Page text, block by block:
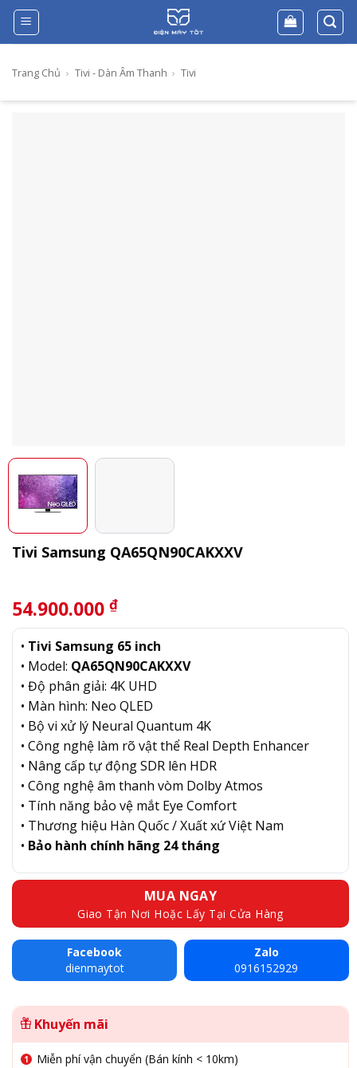
Skip
content
Trang Chủ › Tivi - Dàn Âm Thanh › Tivi
Tivi Samsung QA65QN90CAKXXV
54.900.000 ₫
• Tivi Samsung 65 inch
• Model: QA65QN90CAKXXV
• Độ phân giải: 4K UHD
• Màn hình: Neo QLED
• Bộ vi xử lý Neural Quantum 4K
• Công nghệ làm rõ vật thể Real Depth Enhancer
• Nâng cấp tự động SDR lên HDR
• Công nghệ âm thanh vòm Dolby Atmos
• Tính năng bảo vệ mắt Eye Comfort
• Thương hiệu Hàn Quốc / Xuất xứ Việt Nam
• Bảo hành chính hãng 24 tháng
MUA NGAY
Giao Tận Nơi Hoặc Lấy Tại Cửa Hàng
Facebook
dienmaytot
Zalo
0916152929
Khuyến mãi
Miễn phí vận chuyển (Bán kính < 10km)